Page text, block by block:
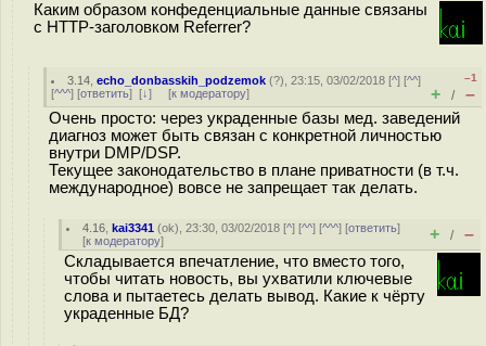
Каким образом конфеденциальные данные связаны
с HTTP-заголовком Referrer?
3.14 ,echo_donbasskih_podzemok (?), 23:15, 03/02/2018 [^] [^^]
[^^^] [ответить] [↓] [к модератору]
–1
+ / –
Очень просто: через украденные базы мед. заведений
диагноз может быть связан с конкретной личностью
внутри DMP/DSP.
Текущее законодательство в плане приватности (в т.ч.
международное) вовсе не запрещает так делать.
4.16 ,kai3341 (ok), 23:30, 03/02/2018 [^] [^^] [^^^] [ответить]
[к модератору] + / –
Складывается впечатление, что вместо того,
чтобы читать новость, вы ухватили ключевые
слова и пытаетесь делать вывод. Какие к чёрту
украденные БД?